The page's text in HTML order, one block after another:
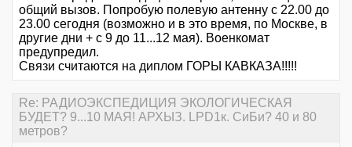
общий вызов. Попробую полевую антенну с 22.00 до
23.00 сегодня (возможно и в это время, по Москве, в
другие дни + с 9 до 11...12 мая). Военкомат
предупредил.
Связи считаются на диплом ГОРЫ КАВКАЗА!!!!!
Re: РАДИОЭКСПЕДИЦИЯ ЭКОЛОГИЧЕСКАЯ
БУДЕТ? 9...10 МАЯ! АРХЫЗ. LPD1к. СиБи? 40 и 80
метров?